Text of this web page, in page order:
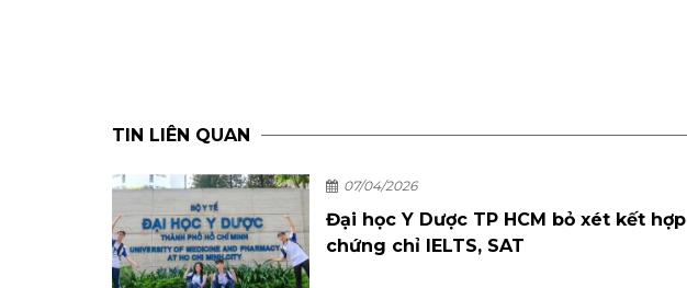
TIN LIÊN QUAN
07/04/2026
Đại học Y Dược TP HCM bỏ xét kết hợp
chứng chỉ IELTS, SAT